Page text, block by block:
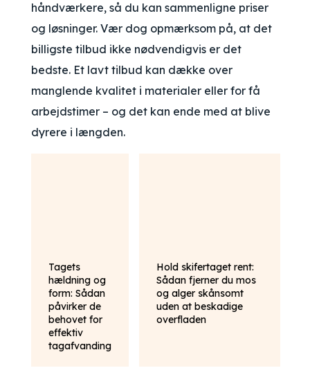
håndværkere, så du kan sammenligne priser
og løsninger. Vær dog opmærksom på, at det
billigste tilbud ikke nødvendigvis er det
bedste. Et lavt tilbud kan dække over
manglende kvalitet i materialer eller for få
arbejdstimer – og det kan ende med at blive
dyrere i længden.
Tagets
hældning og
form: Sådan
påvirker de
behovet for
effektiv
tagafvanding
Hold skifertaget rent:
Sådan fjerner du mos
og alger skånsomt
uden at beskadige
overfladen